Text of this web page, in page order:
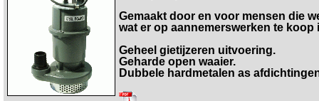
Gemaakt door en voor mensen die
wat er op aannemerswerken te koop
Geheel gietijzeren uitvoering.
Geharde open waaier.
Dubbele hardmetalen as